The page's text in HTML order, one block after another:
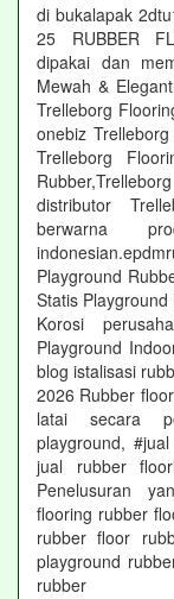
di bukalapak
25 RUBBER
dipakai dan
Mewah &
Trelleborg
onebiz
Trelleborg
distributor
berwarna
Playground
Statis
Korosi
Playground
blog istalisasi
2026 Rubber
latai secara
playground,
jual rubber
Penelusuran
flooring rubber
rubber floor
playground
rubber